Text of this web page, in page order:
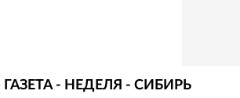
- НЕДЕЛЯ - СИБИРЬ